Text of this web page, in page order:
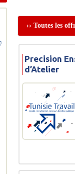
›› Toutes les
Precision
d’Atelier